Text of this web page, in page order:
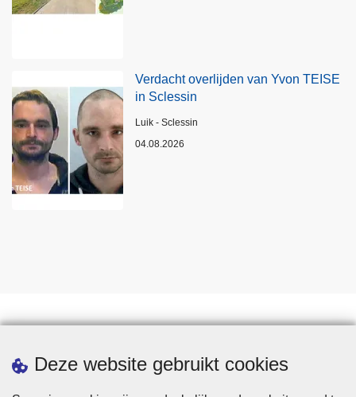
Deze website gebruikt cookies
Verdacht overlijden van Yvon TEISE
in Sclessin
Plaats
Luik - Sclessin
04.08.2026